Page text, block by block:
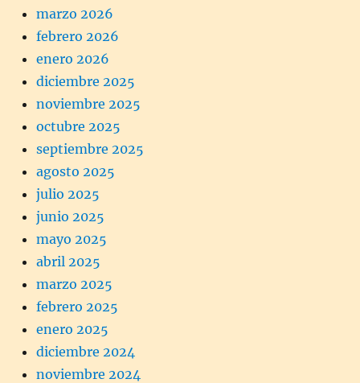
marzo 2026
febrero 2026
enero 2026
diciembre 2025
noviembre 2025
octubre 2025
septiembre 2025
agosto 2025
julio 2025
junio 2025
mayo 2025
abril 2025
marzo 2025
febrero 2025
enero 2025
diciembre 2024
noviembre 2024